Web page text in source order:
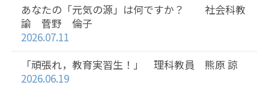
あなたの「元気の源」は何ですか？ 社会科教
諭 菅野 倫子
2026.07.11
「頑張れ，教育実習生！」 理科教員 熊原 諒
2026.06.19